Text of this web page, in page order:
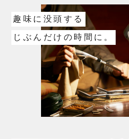
趣味に没頭する
じぶんだけの時間に。